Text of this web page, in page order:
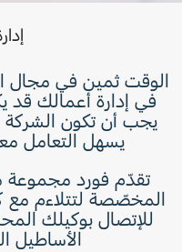
الوقت ثمين في مجال
في إدارة أعمالك قد
يجب أن تكون الشركة
يسهل التعامل
تقدّم فورد مجموعة
المخصّصة لتتلاءم مع
للإتصال بوكيلك
الأساطيل